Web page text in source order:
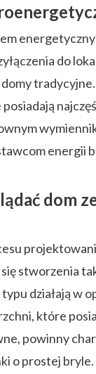
do
tradycyjne.
energii
dom
stworzenia
działają w
które
powinny
o prostej